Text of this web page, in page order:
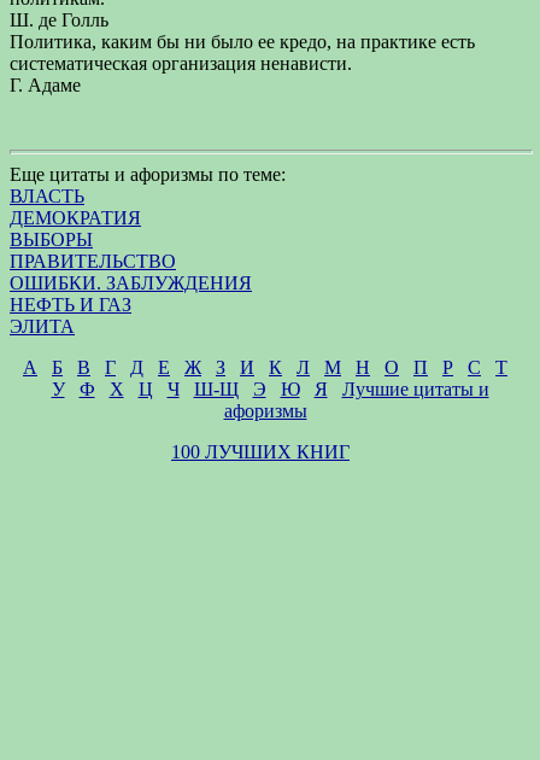
Ш. де Голль
Политика, каким бы ни было ее кредо, на практике есть
систематическая организация ненависти.
Г. Адаме
Еще цитаты и афоризмы по теме:
ВЛАСТЬ
ДЕМОКРАТИЯ
ВЫБОРЫ
ПРАВИТЕЛЬСТВО
ОШИБКИ. ЗАБЛУЖДЕНИЯ
НЕФТЬ И ГАЗ
ЭЛИТА
А
Б В Г Д Е Ж З И К Л М Н О П Р С
Т
У
Ф Х Ц Ч Ш-Щ Э Ю Я
Лучшие цитаты и
афоризмы
100 ЛУЧШИХ КНИГ